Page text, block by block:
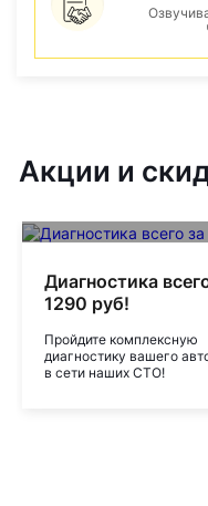
Акции и
Диагностика
1290 руб!
Пройдите комплексную
диагностику вашего
в сети наших СТО!